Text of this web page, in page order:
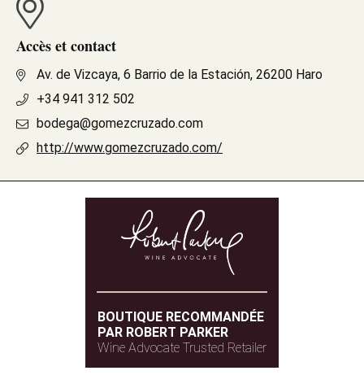
Accès et contact
Av. de Vizcaya, 6 Barrio de la Estación, 26200 Haro
+34 941 312 502
bodega@gomezcruzado.com
http://www.gomezcruzado.com/
BOUTIQUE RECOMMANDÉE
PAR ROBERT PARKER
Wine Advocate Trusted Retailer